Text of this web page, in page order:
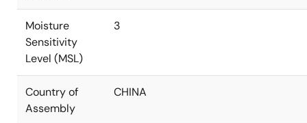
Moisture
Sensitivity
Level (MSL)
3
Country of
Assembly
CHINA